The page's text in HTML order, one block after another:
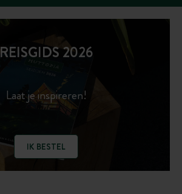
REISGIDS 2026
Laat je inspireren!
IK BESTEL